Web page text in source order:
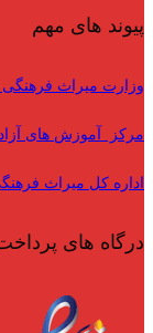
پیوند های مهم
وزارت میراث
مرکز آموزش های
اداره کل میراث
درگاه های